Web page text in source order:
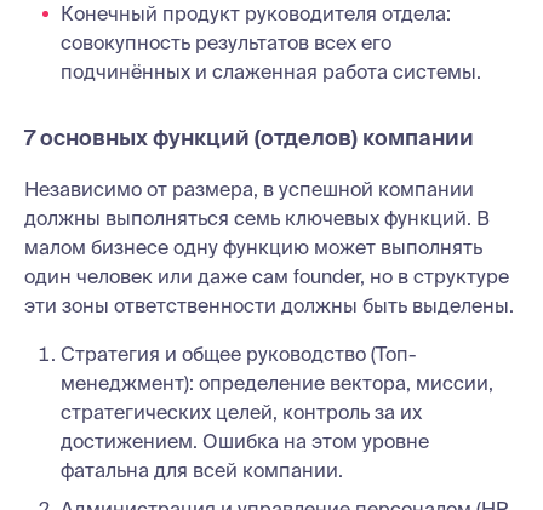
Конечный продукт руководителя отдела:
совокупность результатов всех его
подчинённых и слаженная работа системы.
7 основных функций (отделов) компании
Независимо от размера, в успешной компании
должны выполняться семь ключевых функций. В
малом бизнесе одну функцию может выполнять
один человек или даже сам founder, но в структуре
эти зоны ответственности должны быть выделены.
Стратегия и общее руководство (Топ-
менеджмент): определение вектора, миссии,
стратегических целей, контроль за их
достижением. Ошибка на этом уровне
фатальна для всей компании.